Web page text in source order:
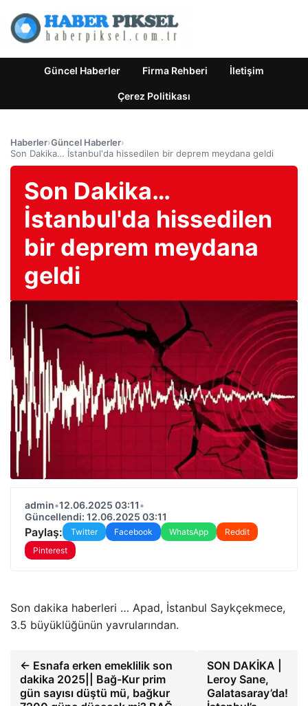
Güncel Haberler Firma Rehberi İletişim
Çerez Politikası
Haberler›Güncel Haberler›
Son Dakika… İstanbul'da hissedilen bir deprem meydana geldi
Son Dakika…
İstanbul'da hissedilen
bir deprem meydana
geldi
admin•12.06.2025 03:11•
Güncellendi: 12.06.2025 03:11
Paylaş: Twitter Facebook WhatsApp
Reddit
Pinterest
Son dakika haberleri … Apad, İstanbul Saykçekmece,
3.5 büyüklüğünün yavrularından.
← Esnafa erken emeklilik son
dakika 2025|| Bağ-Kur prim
gün sayısı düştü mü, bağkur
SON DAKİKA |
Leroy Sane,
Galatasaray’da!